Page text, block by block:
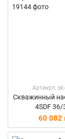
Артикул:
Скважинный
4SDF 36/
60 082